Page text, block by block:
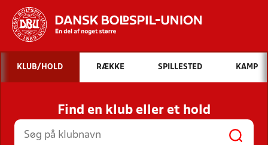
Hvad vil du søge efter?
INDHOLD OG NYHEDER
STILLINGER, RESULTATER, KLUBBER OG
HOLD
KLUB/HOLD RÆKKE SPILLESTED KAMP
Find en klub eller et hold